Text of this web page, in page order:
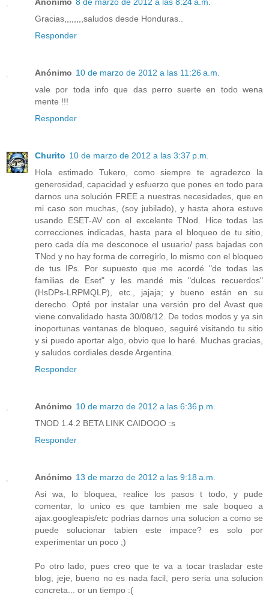
Gracias,,,,,,,,saludos desde Honduras..
Responder
Anónimo 10 de marzo de 2012 a las 11:26 a.m.
vale por toda info que das perro suerte en todo wena
mente !!!
Responder
Churito 10 de marzo de 2012 a las 3:37 p.m.
Hola estimado Tukero, como siempre te agradezco la
generosidad, capacidad y esfuerzo que pones en todo para
darnos una solución FREE a nuestras necesidades, que en
mi caso son muchas, (soy jubilado), y hasta ahora estuve
usando ESET-AV con el excelente TNod. Hice todas las
correcciones indicadas, hasta para el bloqueo de tu sitio,
pero cada día me desconoce el usuario/ pass bajadas con
TNod y no hay forma de corregirlo, lo mismo con el bloqueo
de tus IPs. Por supuesto que me acordé "de todas las
familias de Eset" y les mandé mis "dulces recuerdos"
(HsDPs-LRPMQLP), etc., jajaja; y bueno están en su
derecho. Opté por instalar una versión pro del Avast que
viene convalidado hasta 30/08/12. De todos modos y ya sin
inoportunas ventanas de bloqueo, seguiré visitando tu sitio
y si puedo aportar algo, obvio que lo haré. Muchas gracias,
y saludos cordiales desde Argentina.
Responder
Anónimo 10 de marzo de 2012 a las 6:36 p.m.
TNOD 1.4.2 BETA LINK CAIDOOO :s
Responder
Anónimo 13 de marzo de 2012 a las 9:18 a.m.
Asi wa, lo bloquea, realice los pasos t todo, y pude
comentar, lo unico es que tambien me sale boqueo a
ajax.googleapis/etc podrias darnos una solucion a como se
puede solucionar tabien este impace? es solo por
experimentar un poco ;)
Po otro lado, pues creo que te va a tocar trasladar este
blog, jeje, bueno no es nada facil, pero seria una solucion
concreta... or un tiempo :(